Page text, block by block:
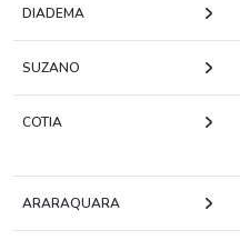
DIADEMA
SUZANO
COTIA
ARARAQUARA